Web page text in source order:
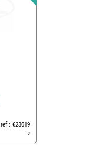
ref : 623019
2